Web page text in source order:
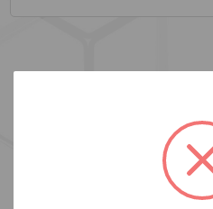
E-posta adresinizi girerek